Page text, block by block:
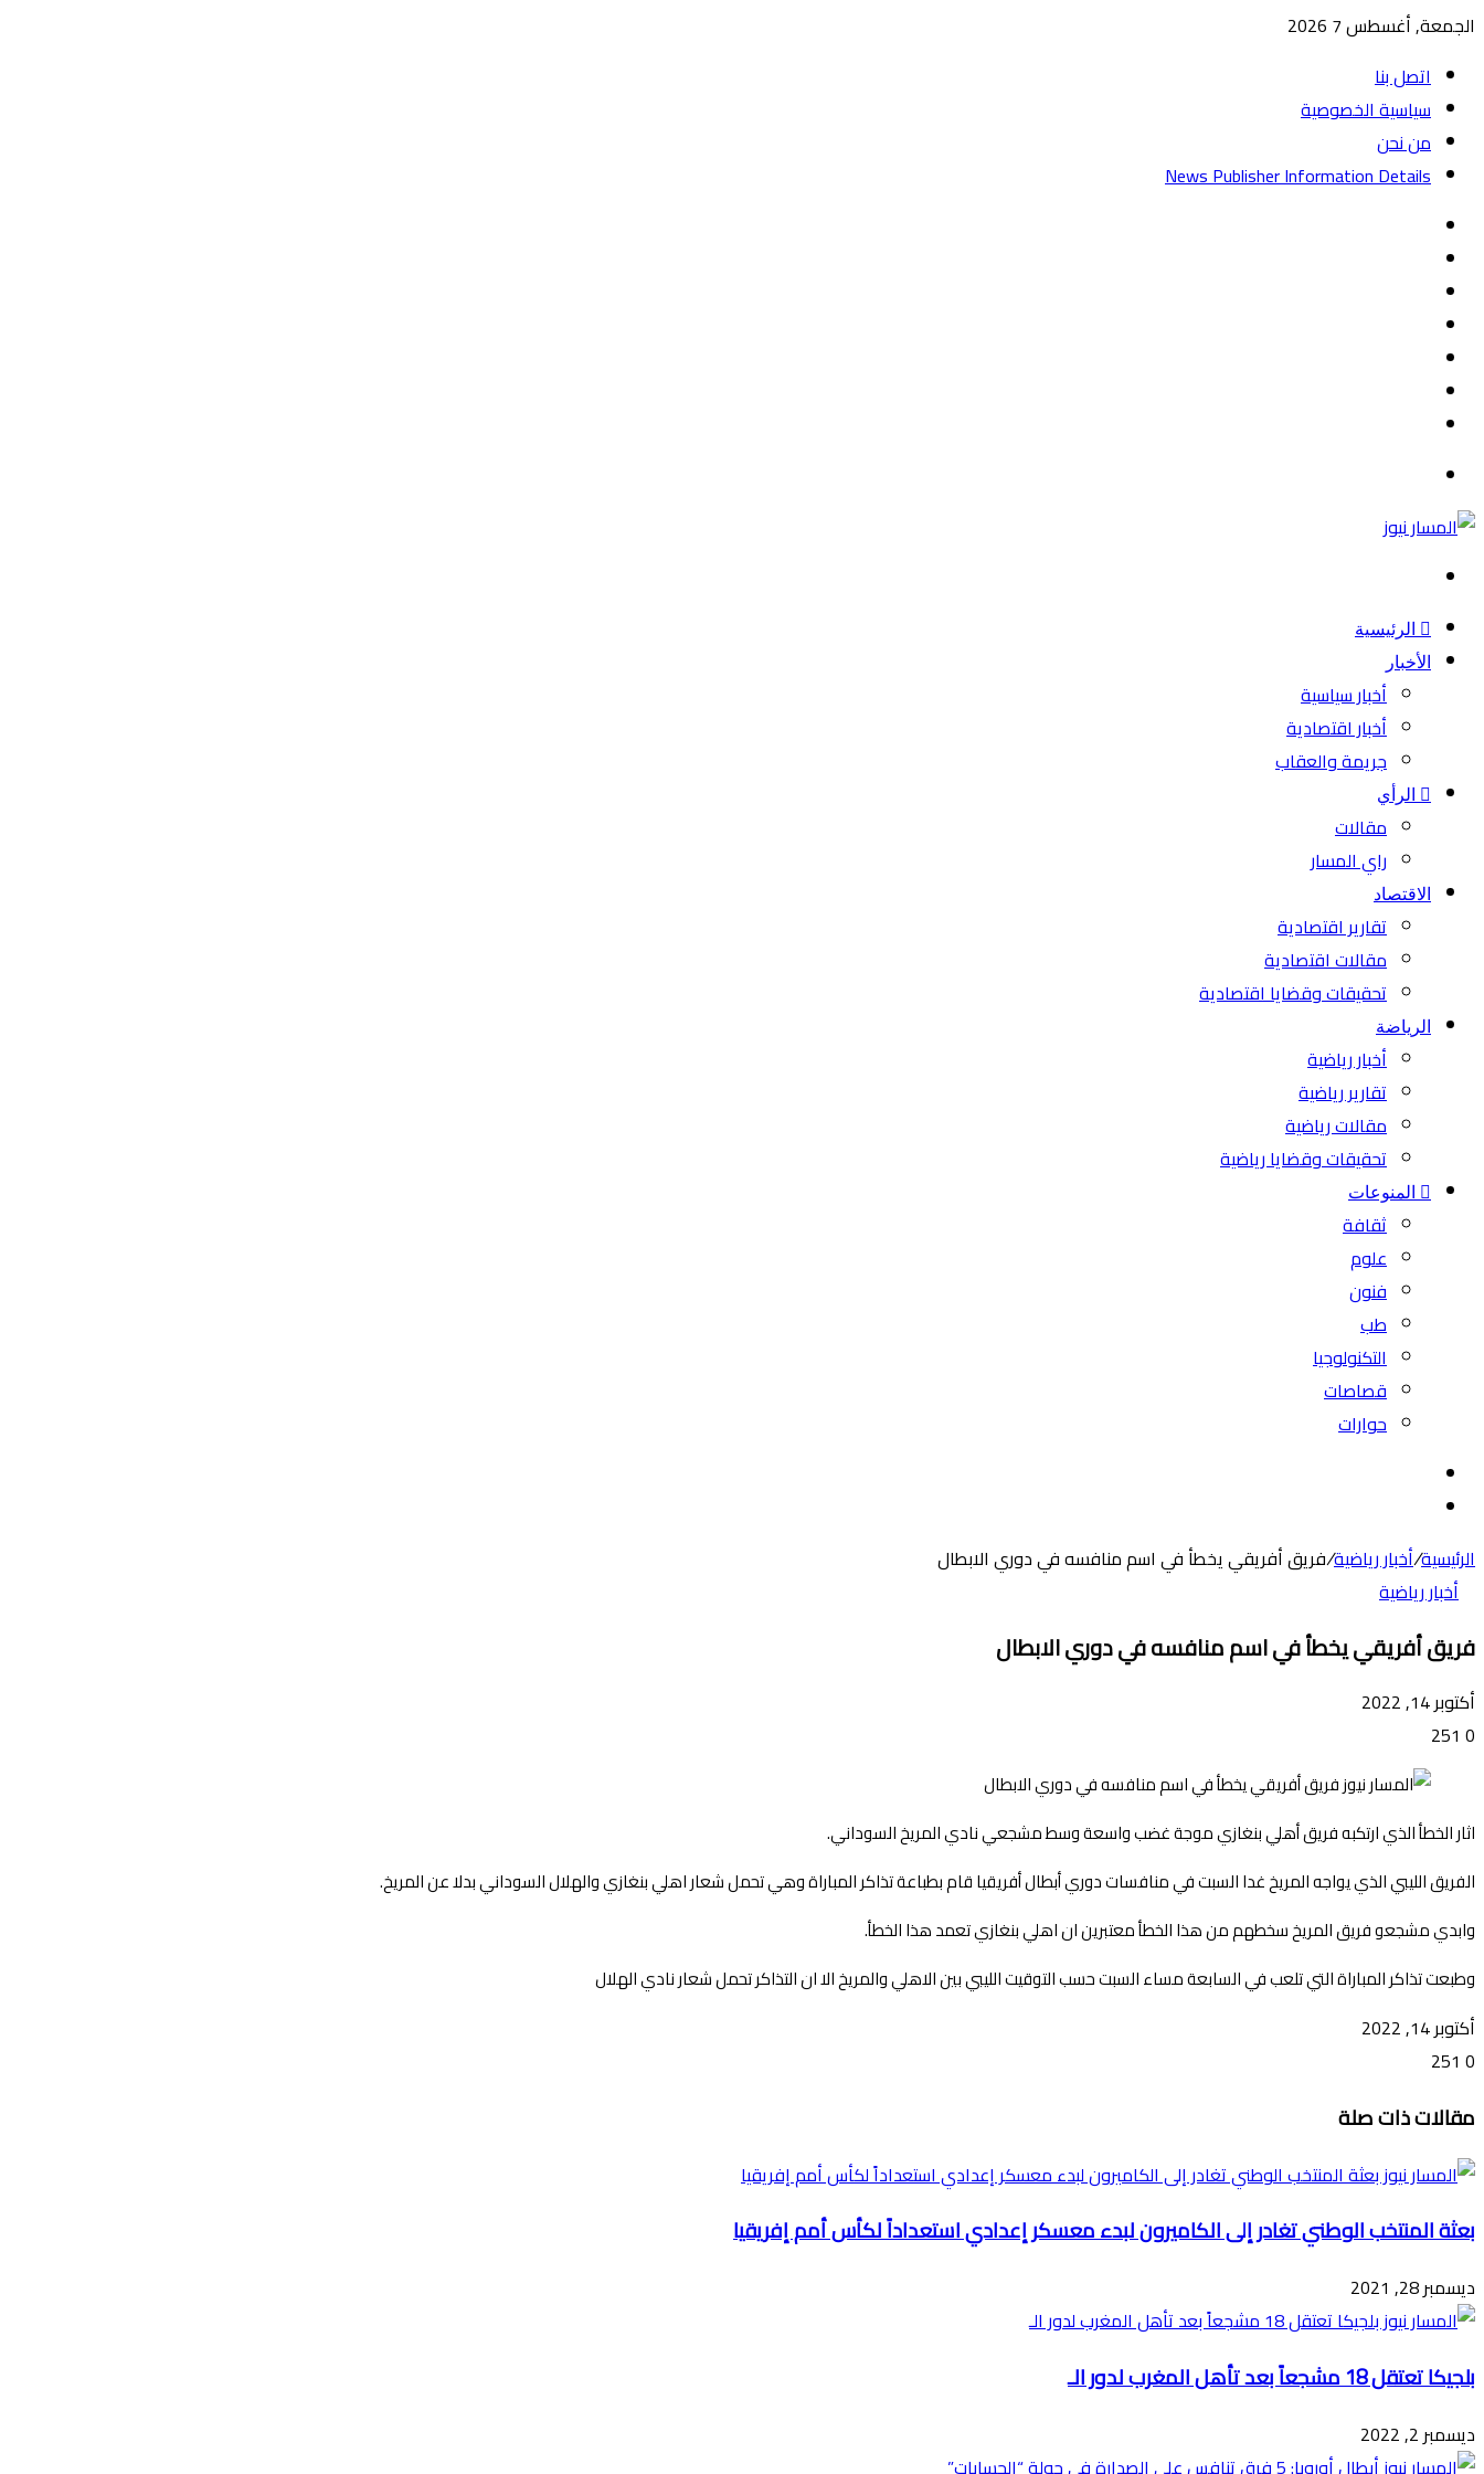
الجمعة, أغسطس 7 2026
اتصل بنا
سياسية الخصوصية
من نحن
News Publisher Information Details
الرئيسية
الأخبار
أخبار سياسية
أخبار اقتصادية
جريمة والعقاب
الرأي
مقالات
راي المسار
الاقتصاد
تقارير اقتصادية
مقالات اقتصادية
تحقيقات وقضايا اقتصادية
الرياضة
أخبار رياضية
تقارير رياضية
مقالات رياضية
تحقيقات وقضايا رياضية
المنوعات
ثقافة
علوم
فنون
طب
التكنولوجيا
قصاصات
حوارات
المظلم
الرئيسية/أخبار رياضية/فريق أفريقي يخطأ في اسم منافسه في دوري الابطال
أخبار رياضية
فريق أفريقي يخطأ في اسم منافسه في دوري الابطال
أكتوبر 14, 2022
0
اثار الخطأ الذي ارتكبه فريق أهلي بنغازي موجة غضب واسعة وسط مشجعي نادي المريخ السوداني.
الفريق الليبي الذي يواجه المريخ غدا السبت في منافسات دوري أبطال أفريقيا قام بطباعة تذاكر المباراة وهي تحمل شعار اهلي بنغازي والهلال السوداني بدلا عن المريخ.
وابدي مشجعو فريق المريخ سخطهم من هذا الخطأ معتبرين ان اهلي بنغازي تعمد هذا الخطأ.
وطبعت تذاكر المباراة التي تلعب في السابعة مساء السبت حسب التوقيت الليبي بين الاهلي والمريخ الا ان التذاكر تحمل شعار نادي الهلال
أكتوبر 14, 2022
0
عبر
البريد
مقالات ذات صلة
بعثة المنتخب الوطني تغادر إلى الكاميرون لبدء معسكر إعدادي استعداداً لكأس أمم إفريقيا
ديسمبر 28, 2021
بلجيكا تعتقل 18 مشجعاً بعد تأهل المغرب لدور الـ
ديسمبر 2, 2022